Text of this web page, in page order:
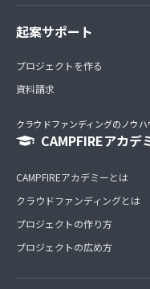
起案サポート
プロジェクトを作る
資料請求
クラウドファンディングのノウ
CAMPFIREアカデ
CAMPFIREアカデミーとは
クラウドファンディングとは
プロジェクトの作り方
プロジェクトの広め方